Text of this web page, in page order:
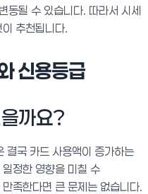
동될 수 있습니다. 따라서 시세
추천됩니다.
신용등급
까요?
결국 카드 사용액이 증가하는
정한 영향을 미칠 수
족한다면 큰 문제는 없습니다.